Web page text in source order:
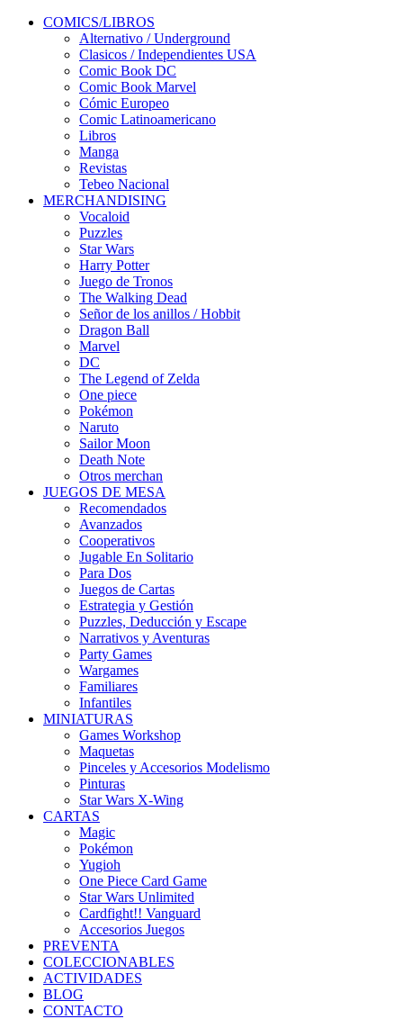
COMICS/LIBROS
Alternativo / Underground
Clasicos / Independientes USA
Comic Book DC
Comic Book Marvel
Cómic Europeo
Comic Latinoamericano
Libros
Manga
Revistas
Tebeo Nacional
MERCHANDISING
Vocaloid
Puzzles
Star Wars
Harry Potter
Juego de Tronos
The Walking Dead
Señor de los anillos / Hobbit
Dragon Ball
Marvel
DC
The Legend of Zelda
One piece
Pokémon
Naruto
Sailor Moon
Death Note
Otros merchan
JUEGOS DE MESA
Recomendados
Avanzados
Cooperativos
Jugable En Solitario
Para Dos
Juegos de Cartas
Estrategia y Gestión
Puzzles, Deducción y Escape
Narrativos y Aventuras
Party Games
Wargames
Familiares
Infantiles
MINIATURAS
Games Workshop
Maquetas
Pinceles y Accesorios Modelismo
Pinturas
Star Wars X-Wing
CARTAS
Magic
Pokémon
Yugioh
One Piece Card Game
Star Wars Unlimited
Cardfight!! Vanguard
Accesorios Juegos
PREVENTA
COLECCIONABLES
ACTIVIDADES
BLOG
CONTACTO